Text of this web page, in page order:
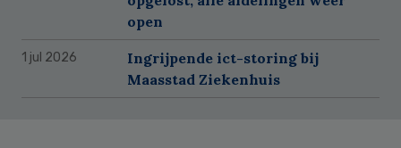
open
1 jul 2026
Ingrijpende ict-storing bij
Maasstad Ziekenhuis